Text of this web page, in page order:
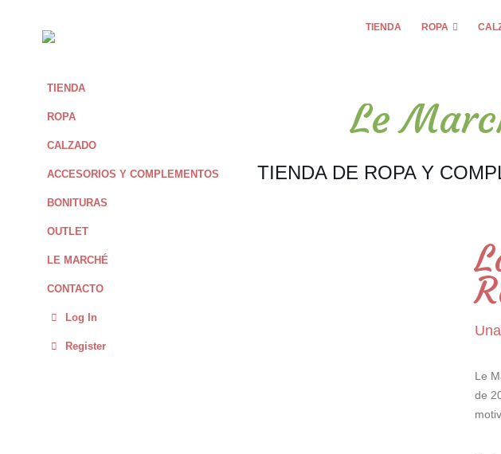
TIENDA ROPA
TIENDA
ROPA
CALZADO
ACCESORIOS Y COMPLEMENTOS
BONITURAS
OUTLET
LE MARCHÉ
CONTACTO
Log In
Register
Le
TIENDA DE ROPA Y
Le
de